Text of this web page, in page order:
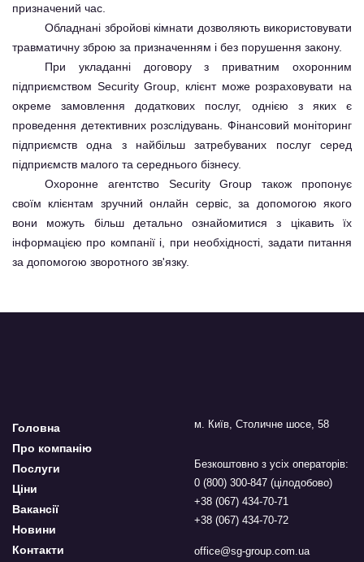
призначений час.
Обладнані збройові кімнати дозволяють використовувати
травматичну зброю за призначенням і без порушення закону.
При укладанні договору з приватним охоронним
підприємством Security Group, клієнт може розраховувати на
окреме замовлення додаткових послуг, однією з яких є
проведення детективних розслідувань. Фінансовий моніторинг
підприємств одна з найбільш затребуваних послуг серед
підприємств малого та середнього бізнесу.
Охоронне агентство Security Group також пропонує
своїм клієнтам зручний онлайн сервіс, за допомогою якого
вони можуть більш детально ознайомитися з цікавить їх
інформацією про компанії і, при необхідності, задати питання
за допомогою зворотного зв'язку.
Головна
Про компанію
Послуги
Ціни
Вакансії
Новини
Контакти
м. Київ, Столичне шосе, 58
Безкоштовно з усіх операторів:
0 (800) 300-847 (цілодобово)
+38 (067) 434-70-71
+38 (067) 434-70-72
office@sg-group.com.ua